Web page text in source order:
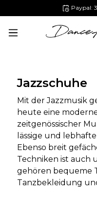
Paypal:
Jazzschuhe
Mit der Jazzmusik
heute eine
zeitgenössischer
lässige und
Ebenso breit
Techniken ist auch
gehören bequeme
Tanzbekleidung